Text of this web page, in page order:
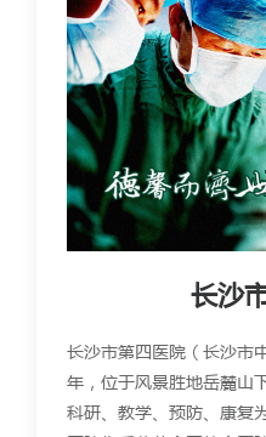
长沙
长沙市第四医院（长沙市
年，位于风景胜地岳麓山
科研、教学、预防、康复